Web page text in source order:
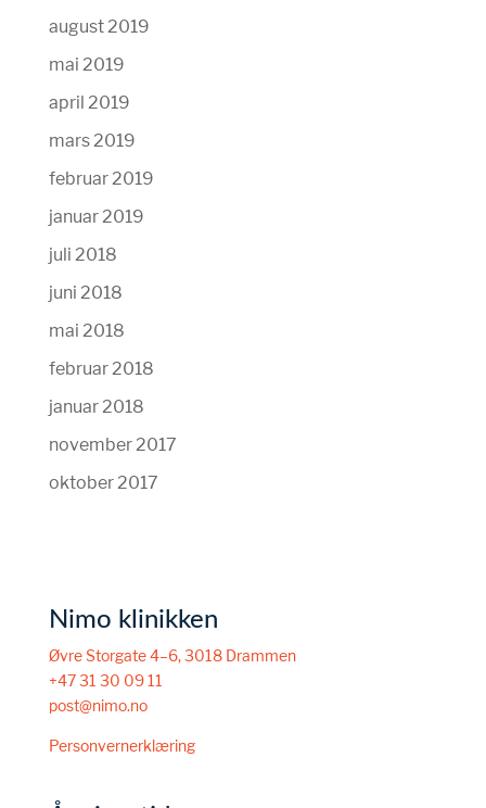
august 2019
mai 2019
april 2019
mars 2019
februar 2019
januar 2019
juli 2018
juni 2018
mai 2018
februar 2018
januar 2018
november 2017
oktober 2017
Nimo klinikken
Øvre Storgate 4–6, 3018 Drammen
+47 31 30 09 11
post@nimo.no
Personvernerklæring